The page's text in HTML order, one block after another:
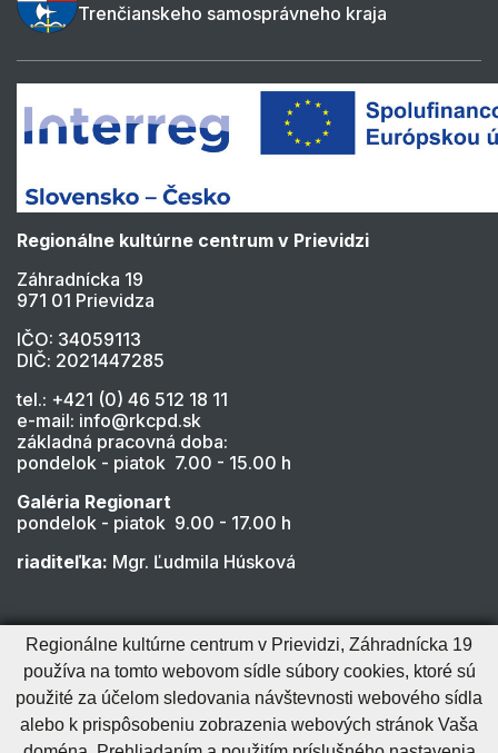
Trenčianskeho samosprávneho kraja
Regionálne kultúrne centrum v Prievidzi
Záhradnícka 19
971 01 Prievidza
IČO: 34059113
DIČ: 2021447285
tel.: +421 (0) 46 512 18 11
e-mail: info@rkcpd.sk
základná pracovná doba:
pondelok - piatok 7.00 - 15.00 h
Galéria Regionart
pondelok - piatok 9.00 - 17.00 h
riaditeľka: Mgr. Ľudmila Húsková
Cookies nastavenieCookies - viac informáciíVyhlásenie o prístupnosti
Regionálne kultúrne centrum v Prievidzi, Záhradnícka 19
používa na tomto webovom sídle súbory cookies, ktoré sú
použité za účelom sledovania návštevnosti webového sídla
alebo k prispôsobeniu zobrazenia webových stránok Vaša